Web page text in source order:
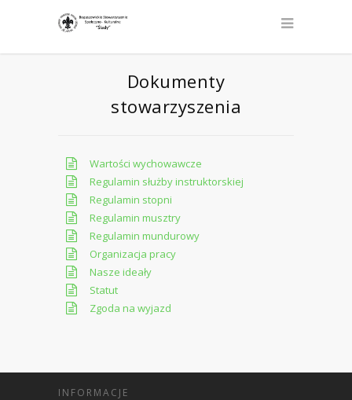
Dokumenty
stowarzyszenia
Wartości wychowawcze
Regulamin służby instruktorskiej
Regulamin stopni
Regulamin musztry
Regulamin mundurowy
Organizacja pracy
Nasze ideały
Statut
Zgoda na wyjazd
INFORMACJE